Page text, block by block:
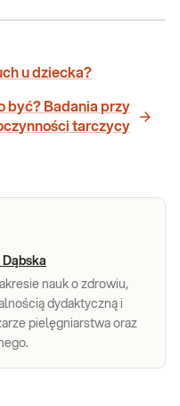
u dziecka?
być? Badania przy
tarczycy
Dąbska
nauk o zdrowiu,
dydaktyczną i
pielęgniarstwa oraz